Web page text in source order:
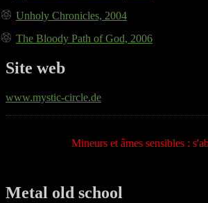
Unholy Chronicles, 2004
The Bloody Path of God, 2006
Site web
www.mystic-circle.de
Mineurs et âmes sensibles :
Metal old school